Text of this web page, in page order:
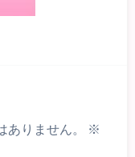
りません。
※